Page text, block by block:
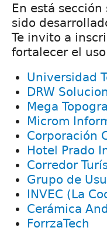
En está
sido
Te invito a
fortalecer el
Universidad
DRW
Mega
Microm
Corporación
Hotel Prado
Corredor
Grupo de
INVEC (La
Cerámica
ForrzaTech